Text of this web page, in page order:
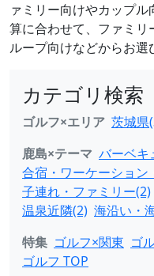
ァミリー向けやカップ
算に合わせて、ファミ
ループ向けなどからお選
カテゴリ検索
ゴルフ×エリア 茨城県
鹿島×テーマ バーベキ
合宿・ワーケーション
子連れ・ファミリー(2)
温泉近隣(2) 海沿い・
特集 ゴルフ×関東 ゴ
ゴルフ TOP